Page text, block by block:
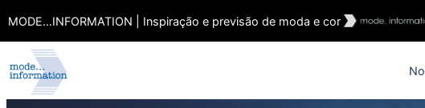
MODE…INFORMATION | Inspiração e previsão de moda e cor